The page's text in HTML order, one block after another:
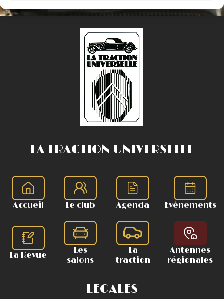
1954/1956
LA TRACTION UNIVERSELLE
Accueil Le club Agenda Evènements
La Revue
Les
salons
La
traction
Antennes
régionales
LEGALES